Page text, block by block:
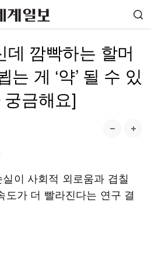
데 깜빡하는 할머
는 게 ‘약’ 될 수 있
금해요]
이 사회적 외로움과 겹칠
도가 더 빨라진다는 연구 결